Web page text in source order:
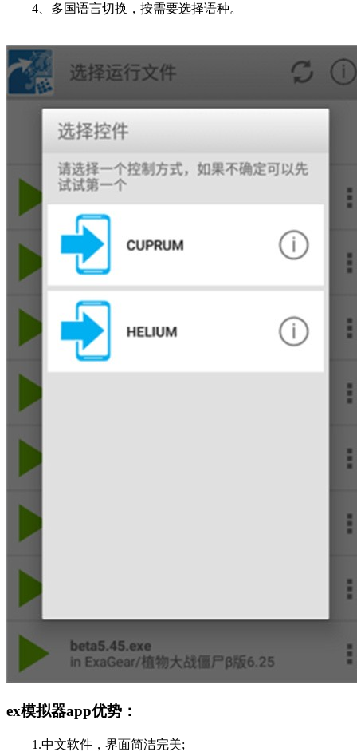
4、多国语言切换，按需要选择语种。
ex模拟器app优势：
1.中文软件，界面简洁完美;